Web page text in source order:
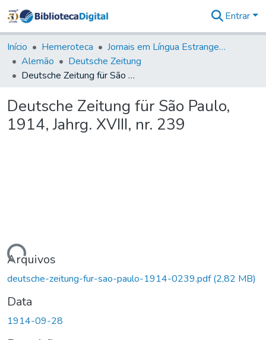
&
Coleções
Tudo na
Biblioteca
Estatísticas
Entrar
Início Hemeroteca
Jornais em Língua Estrangeira
Alemão
Deutsche Zeitung
Deutsche Zeitung für São Paulo, 1914, Jahrg. XVIII, nr. 239
Deutsche Zeitung für São Paulo,
1914, Jahrg. XVIII, nr. 239
Arquivos
deutsche-zeitung-fur-sao-paulo-1914-0239.pdf(2,82 MB)
Data
1914-09-28